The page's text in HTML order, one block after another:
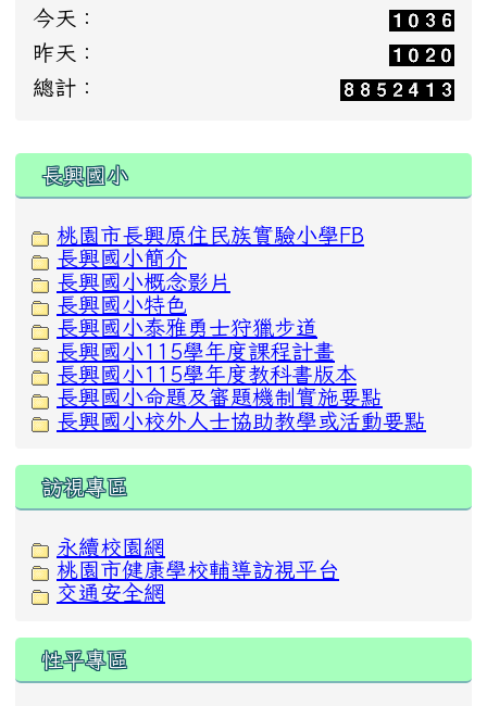
今天：
昨天：
總計：
:::
長興國小
桃園市長興原住民族實驗小學FB
長興國小簡介
長興國小概念影片
長興國小特色
長興國小泰雅勇士狩獵步道
長興國小115學年度課程計畫
長興國小115學年度教科書版本
長興國小命題及審題機制實施要點
長興國小校外人士協助教學或活動要點
訪視專區
永續校園網
桃園市健康學校輔導訪視平台
交通安全網
性平專區